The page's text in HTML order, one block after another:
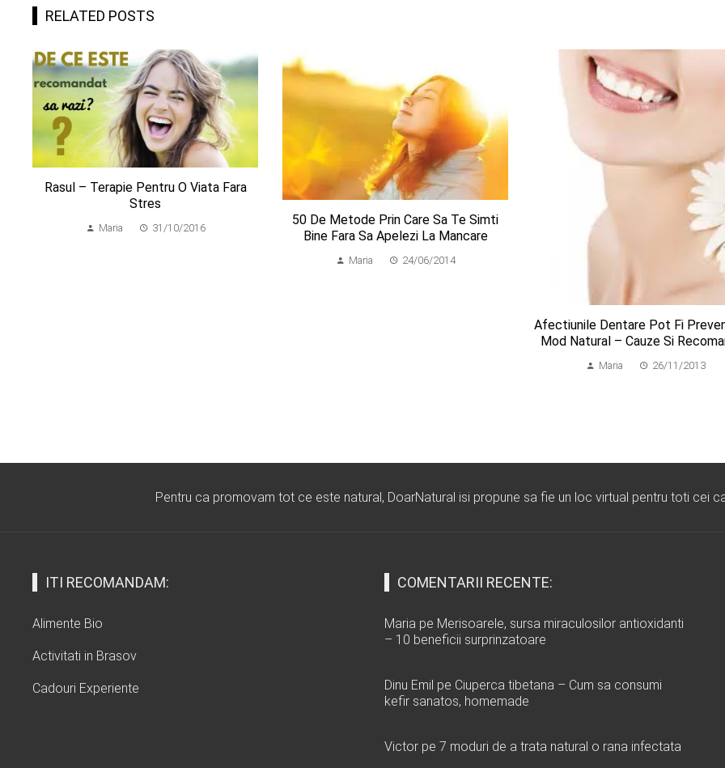
RELATED POSTS
Rasul – Terapie Pentru O Viata Fara
Stres
Maria 31/10/2016
50 De Metode Prin Care Sa Te Simti
Bine Fara Sa Apelezi La Mancare
Maria 24/06/2014
Afectiunile Dentare Pot Fi
Mod Natural – Cauze Si
Maria 26/11/2013
Pentru ca promovam tot ce este natural, DoarNatural isi propune sa fie un loc virtual pentru toti cei
ITI RECOMANDAM:
Alimente Bio
Activitati in Brasov
Cadouri Experiente
COMENTARII RECENTE:
Maria pe Merisoarele, sursa miraculosilor antioxidanti
– 10 beneficii surprinzatoare
Dinu Emil pe Ciuperca tibetana – Cum sa consumi
kefir sanatos, homemade
Victorpe 7 moduri de a trata natural o rana infectata